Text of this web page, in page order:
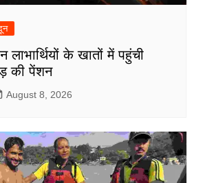
के खातों में पहुंची
की पेंशन
August 8, 2026